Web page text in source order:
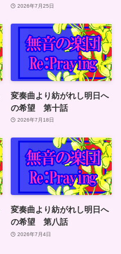
2026年7月25日
変奏曲より紡がれし明日へ
の希望 第十話
2026年7月18日
変奏曲より紡がれし明日へ
の希望 第八話
2026年7月4日